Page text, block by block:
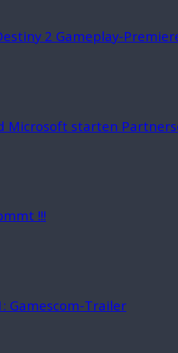
2 Gameplay-
Microsoft starten
!!!
Gamescom-Trailer